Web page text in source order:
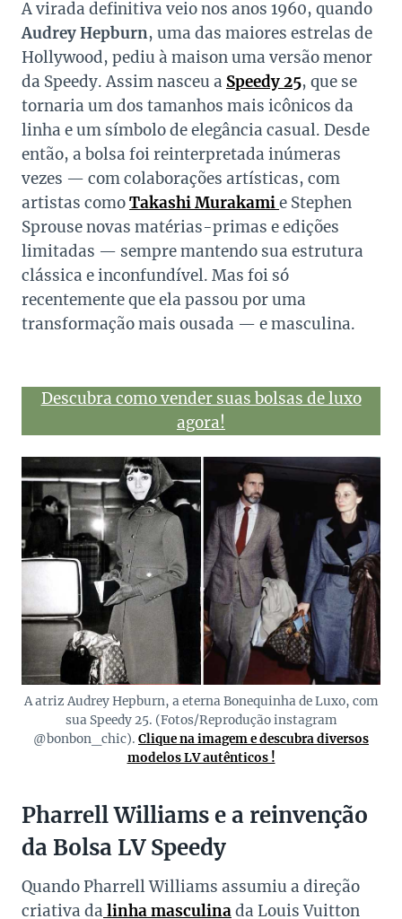
A virada definitiva veio nos anos 1960, quando
Audrey Hepburn, uma das maiores estrelas de
Hollywood, pediu à maison uma versão menor
da Speedy. Assim nasceu a Speedy 25, que se
tornaria um dos tamanhos mais icônicos da
linha e um símbolo de elegância casual. Desde
então, a bolsa foi reinterpretada inúmeras
vezes — com colaborações artísticas, com
artistas comoTakashi Murakamie Stephen
Sprouse novas matérias-primas e edições
limitadas — sempre mantendo sua estrutura
clássica e inconfundível. Mas foi só
recentemente que ela passou por uma
transformação mais ousada — e masculina.
Descubra como vender suas bolsas de luxo
agora!
A atriz Audrey Hepburn, a eterna Bonequinha de Luxo, com
sua Speedy 25. (Fotos/Reprodução instagram
@bonbon_chic). Clique na imagem e descubra diversos
modelos LV autênticos !
Pharrell Williams e a reinvenção
da Bolsa LV Speedy
Quando Pharrell Williams assumiu a direção
criativa da linha masculinada Louis Vuitton